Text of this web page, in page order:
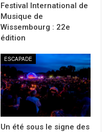
Festival International de
Musique de
Wissembourg : 22e
édition
ESCAPADE
Un été sous le signe des